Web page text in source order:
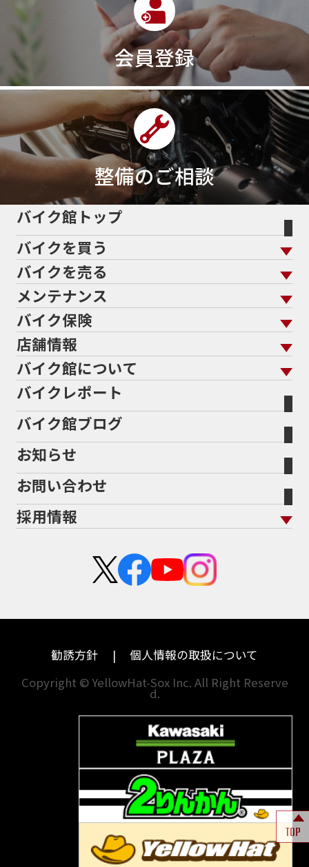
会員登録
整備のご相談
バイク館トップ
バイクを買う
バイクを買う トップ
バイクを探す
メーカーから探す
色から探す
スタイルから探す
排気量から探す
地域から探す
走行距離から探す
中古車から探す
バイクを売る
バイクを売る トップ
バイク館買取の強み
バイクを高く売るコツ
バイク買取の流れ
全国展開の強み
よくあるご質問
バイク買取強化車両
メーカー別買取相場・
ヤマハ
ホンダ
スズキ
ハーレーダビッドソン
ドゥカティ
トライアンフ
アプリリア
KTM
モトグッツイ
MVアグスタ
他海外ﾒｰｶｰ
メンテナンス
メンテナンス トップ
バイク点検
バイク車検
Bikeep
プロテクションフィルム
バイク保険
バイク保険 トップ
自賠責保険
任意保険
バイク保険無料見積り（現在未加入の方）
バイク保険無料見積り（他社でご加入の方）
盗難保険
店舗情報
店舗情報 トップ
北海道
宮城
福島
茨城
栃木
兵庫
福岡
長崎
熊本
バイク館について
バイク館について トップ
バイク館が選ばれる理由
会社概要
沿革
二輪公正取引協議会加盟店
バイクレポート
バイク館ブログ
お知らせ
お問い合わせ
採用情報
中途採用・アルバイト
TOP
勧誘方針
個人情報の取扱について
Copyright © YellowHat-Sox Inc. All Right Reserve
d.